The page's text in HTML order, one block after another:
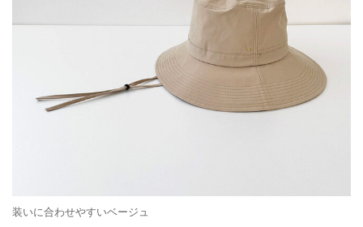
装いに合わせやすいベージュ